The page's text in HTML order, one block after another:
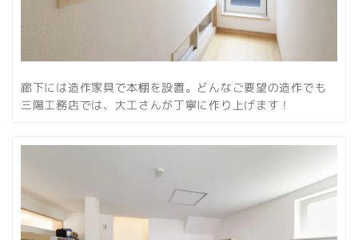
廊下には造作家具で本棚を設置。どんなご要望の造作でも
三陽工務店では、大工さんが丁寧に作り上げます！